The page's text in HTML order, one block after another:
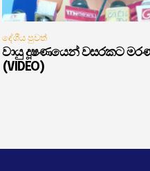
දේශීය පුවත්
වායු දූෂණයෙන් වසරකට
(VIDEO)